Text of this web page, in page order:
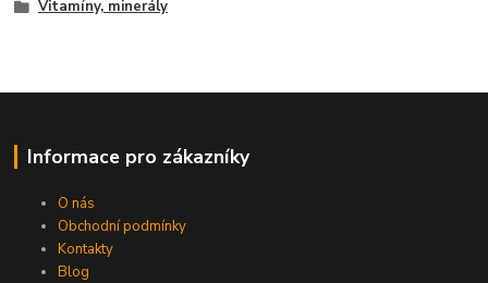
Vitamíny, minerály
Informace pro zákazníky
O nás
Obchodní podmínky
Kontakty
Blog